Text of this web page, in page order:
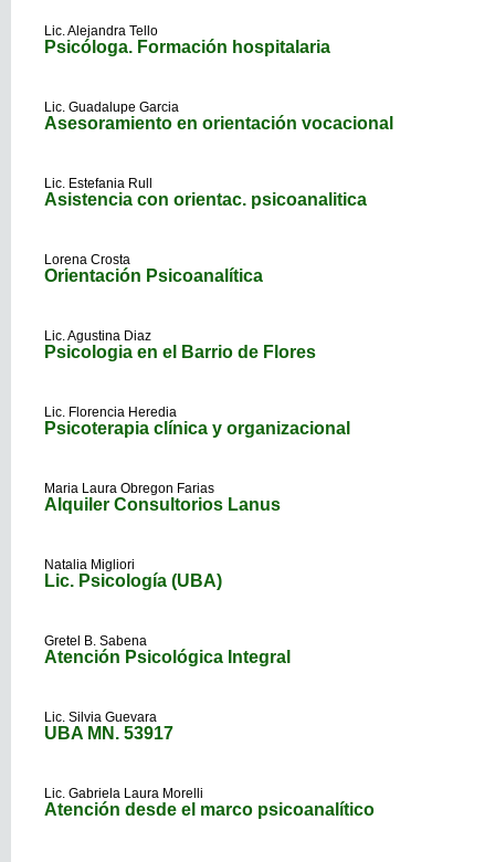
Lic. Alejandra Tello
Psicóloga. Formación hospitalaria
Lic. Guadalupe Garcia
Asesoramiento en orientación vocacional
Lic. Estefania Rull
Asistencia con orientac. psicoanalitica
Lorena Crosta
Orientación Psicoanalítica
Lic. Agustina Diaz
Psicologia en el Barrio de Flores
Lic. Florencia Heredia
Psicoterapia clínica y organizacional
Maria Laura Obregon Farias
Alquiler Consultorios Lanus
Natalia Migliori
Lic. Psicología (UBA)
Gretel B. Sabena
Atención Psicológica Integral
Lic. Silvia Guevara
UBA MN. 53917
Lic. Gabriela Laura Morelli
Atención desde el marco psicoanalítico